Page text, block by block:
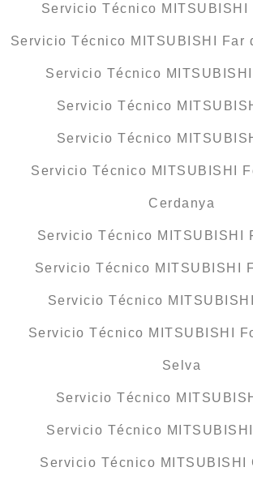
Servicio Técnico MITSUBISHI
Servicio Técnico MITSUBISHI Far
Servicio Técnico
Servicio Técnico
Servicio Técnico
Servicio Técnico MITSUBISHI
Cerdanya
Servicio Técnico MITSUBISHI
Servicio Técnico MITSUBISHI
Servicio Técnico
Servicio Técnico MITSUBISHI
Selva
Servicio Técnico
Servicio Técnico
Servicio Técnico MITSUBISHI